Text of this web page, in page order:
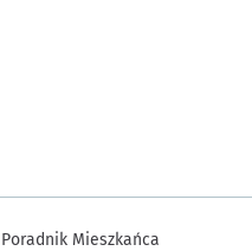
Poradnik Mieszkańca